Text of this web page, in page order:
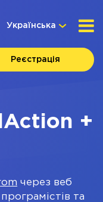
Українська
Реєстрація
+
через веб
та